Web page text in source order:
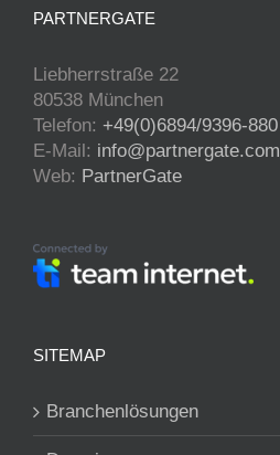
PARTNERGATE
Liebherrstraße 22
80538 München
Telefon: +49(0)6894/9396-880
E-Mail: info@partnergate.com
Web: PartnerGate
SITEMAP
Branchenlösungen